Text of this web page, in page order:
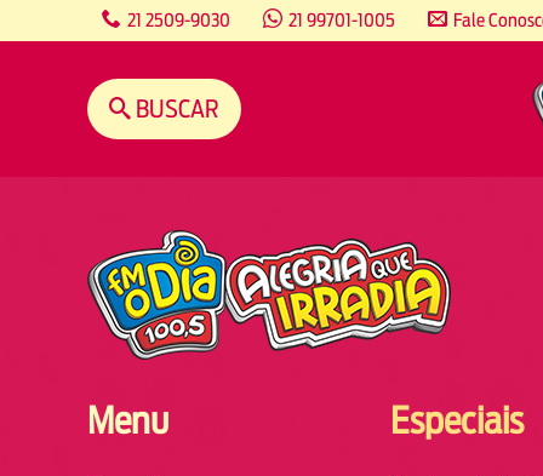
21 2509-9030 21 99701-1005 Fale
BUSCAR
Menu Especiais